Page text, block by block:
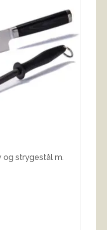
og strygestål m.